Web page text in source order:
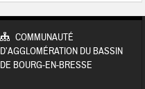
COMMUNAUTÉ
D’AGGLOMÉRATION DU BASSIN
DE BOURG-EN-BRESSE